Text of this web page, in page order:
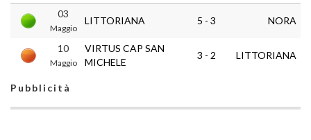
03
Maggio
LITTORIANA 5 - 3 NORA
10
Maggio
VIRTUS CAP SAN
MICHELE
3 - 2 LITTORIANA
Pubblicità